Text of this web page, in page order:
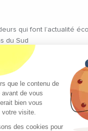
qui font l’actualité
du Sud
Tous droits réservés